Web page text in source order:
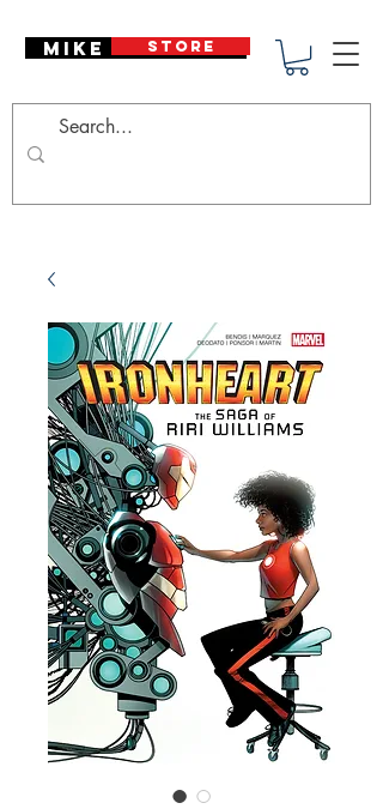
Mike Deodato
STORE